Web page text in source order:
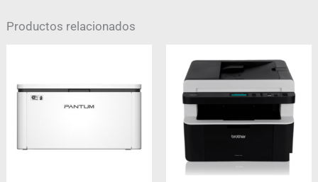
Productos relacionados